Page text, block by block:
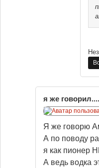
я же говорил....
Я же говорю
А по поводу
я как пионер
А ведь водка